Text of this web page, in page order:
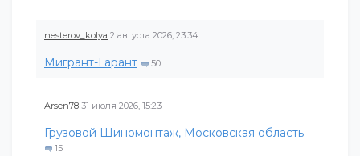
nesterov_kolya 2 августа 2026, 23:34
Мигрант-Гарант 50
Arsen78 31 июля 2026, 15:23
Грузовой Шиномонтаж, Московская область
15